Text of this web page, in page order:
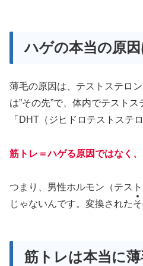
ハゲの本当の原
薄毛の原因は、テストステロ
は”その先”で、体内でテスト
「DHT（ジヒドロテストステ
筋トレ＝ハゲる原因ではなく
つまり、男性ホルモン（テス
じゃないんです。変換されたそ
筋トレは本当に